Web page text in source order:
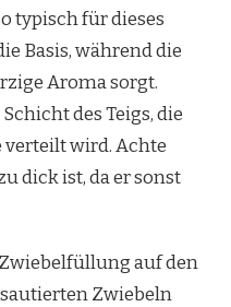
typisch für dieses
Basis, während die
Aroma sorgt.
des Teigs, die
wird. Achte
dick ist, da er sonst
auf den
Zwiebeln